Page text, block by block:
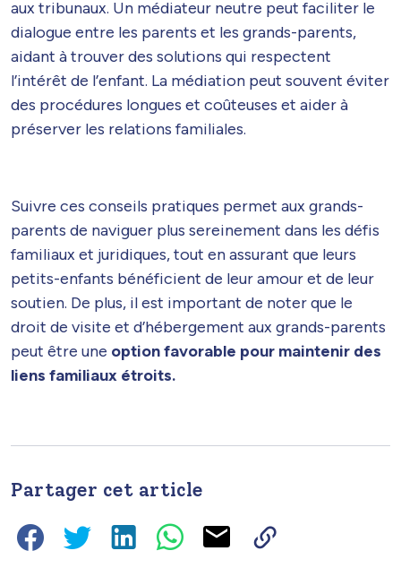
aux tribunaux. Un médiateur neutre peut faciliter le
dialogue entre les parents et les grands-parents,
aidant à trouver des solutions qui respectent
l’intérêt de l’enfant. La médiation peut souvent éviter
des procédures longues et coûteuses et aider à
préserver les relations familiales.
Suivre ces conseils pratiques permet aux grands-
parents de naviguer plus sereinement dans les défis
familiaux et juridiques, tout en assurant que leurs
petits-enfants bénéficient de leur amour et de leur
soutien. De plus, il est important de noter que le
droit de visite et d’hébergement aux grands-parents
peut être une option favorable pour maintenir des
liens familiaux étroits.
Partager cet article